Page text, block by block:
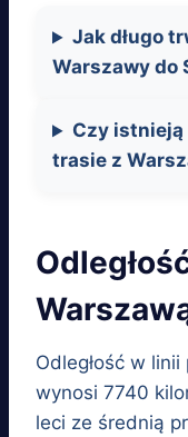
Jak długo
Warszawy do
Czy
trasie z
Odległość w
wynosi 7740
leci ze średnią